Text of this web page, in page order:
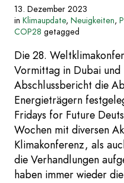
13. Dezember 2023
in Klimaupdate, Neuigkeiten,
COP28 getagged
Die 28.
Vormittag in Dubai und
Abschlussbericht die
Energieträgern
Fridays for Future
Wochen mit diversen
Klimakonferenz, als
die Verhandlungen
haben immer wieder